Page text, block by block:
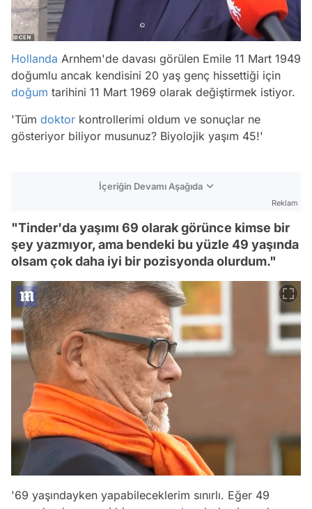
Hollanda Arnhem'de davası görülen Emile 11 Mart 1949
doğumlu ancak kendisini 20 yaş genç hissettiği için
doğum tarihini 11 Mart 1969 olarak değiştirmek istiyor.
'Tüm doktor kontrollerimi oldum ve sonuçlar ne
gösteriyor biliyor musunuz? Biyolojik yaşım 45!'
İçeriğin Devamı Aşağıda
Reklam
"Tinder'da yaşımı 69 olarak görünce kimse bir
şey yazmıyor, ama bendeki bu yüzle 49 yaşında
olsam çok daha iyi bir pozisyonda olurdum."
'69 yaşındayken yapabileceklerim sınırlı. Eğer 49